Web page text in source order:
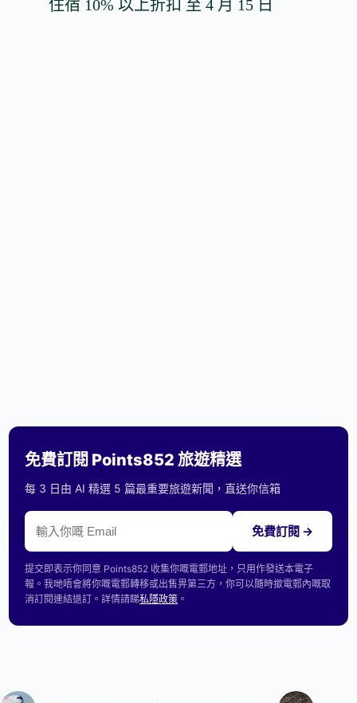
住宿 10% 以上折扣 至 4 月 15 日
免費訂閱 Points852 旅遊精選
每 3 日由 AI 精選 5 篇最重要旅遊新聞，直送你信箱
免費訂閱 →
提交即表示你同意 Points852 收集你嘅電郵地址，只用作發送本電子
報。我哋唔會將你嘅電郵轉移或出售畀第三方，你可以隨時撳電郵內嘅取
消訂閱連結退訂。詳情請睇私隱政策 。